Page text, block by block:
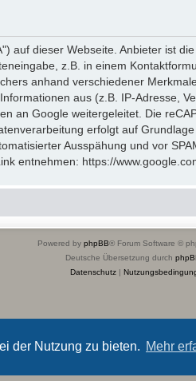
der Nutzung zu bieten. Mehr
auf dieser Webseite. Anbieter ist
z.B. in einem
anhand verschiedener
aus (z.B. IP-Adresse,
an Google weitergeleitet. Die
erfolgt auf
Ausspähung und vor
entnehmen: https://
Powered by phpBB® Forum Software ©
Deutsche Übersetzung durch
Datenschutz|